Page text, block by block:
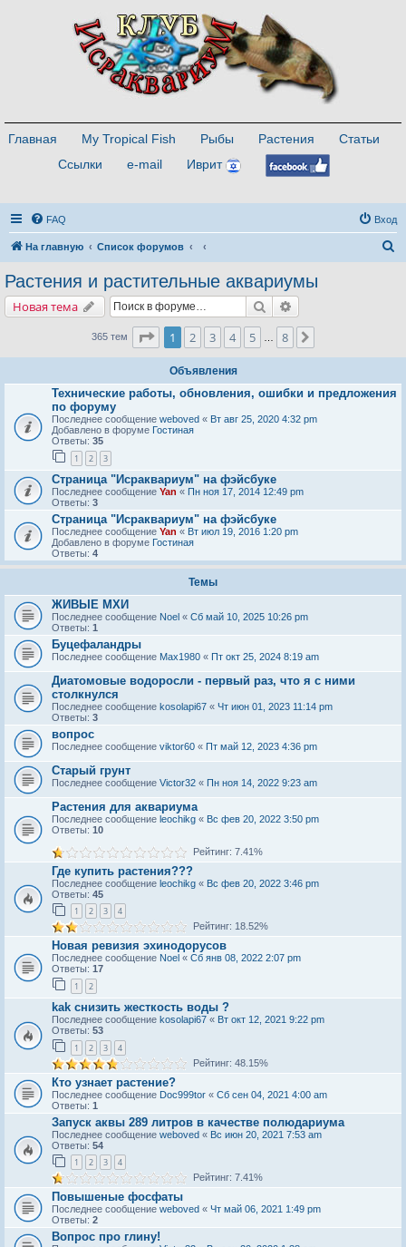
Главная My Tropical Fish Рыбы Растения
Статьи
Ссылки
e-mail Иврит
FAQ Вход
На главную Список форумов
Растения и растительные аквариумы
Новая тема Поиск
365 тем Страница1 из
1 2 3 4 5 8
Объявления
Технические работы, обновления, ошибки и предложения
по форуму
Последнее сообщение weboved « Вт авг 25, 2020 4:32 pm
Добавлено в форуме Гостиная
Ответы: 35
1 2 3
Страница "Исраквариум" на фэйсбуке
Последнее сообщение Yan « Пн ноя 17, 2014 12:49 pm
Ответы: 3
Страница "Исраквариум" на фэйсбуке
Последнее сообщение Yan « Вт июл 19, 2016 1:20 pm
Добавлено в форуме Гостиная
Ответы: 4
Темы
ЖИВЫЕ МХИ
Последнее сообщение Noel « Сб май 10, 2025 10:26 pm
Ответы: 1
Буцефаландры
Последнее сообщение Max1980 « Пт окт 25, 2024 8:19 am
Диатомовые водоросли - первый раз, что я с ними
столкнулся
Последнее сообщение kosolapi67 « Чт июн 01, 2023 11:14 pm
Ответы: 3
вопрос
Последнее сообщение viktor60 « Пт май 12, 2023 4:36 pm
Старый грунт
Последнее сообщение Victor32 « Пн ноя 14, 2022 9:23 am
Растения для аквариума
Последнее сообщение leochikg « Вс фев 20, 2022 3:50 pm
Ответы: 10
Рейтинг: 7.41%
Где купить растения???
Последнее сообщение leochikg « Вс фев 20, 2022 3:46 pm
Ответы: 45
1 2 3 4
Рейтинг: 18.52%
Новая ревизия эхинодорусов
Последнее сообщение Noel « Сб янв 08, 2022 2:07 pm
Ответы: 17
1 2
kak снизить жeсткость воды ?
Последнее сообщение kosolapi67 « Вт окт 12, 2021 9:22 pm
Ответы: 53
1 2 3 4
Рейтинг: 48.15%
Кто узнает растение?
Последнее сообщение Doc999tor « Сб сен 04, 2021 4:00 am
Ответы: 1
Запуск аквы 289 литров в качестве полюдариума
Последнее сообщение weboved « Вс июн 20, 2021 7:53 am
Ответы: 54
1 2 3 4
Рейтинг: 7.41%
Повышеные фосфаты
Последнее сообщение weboved « Чт май 06, 2021 1:49 pm
Ответы: 2
Вопрос про глину!